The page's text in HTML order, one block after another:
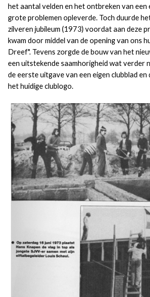
het aantal velden en het ontbreken van een
grote problemen opleverde. Toch duurde
zilveren jubileum (1973) voordat aan deze
kwam door middel van de opening van ons
Dreef". Tevens zorgde de bouw van het
een uitstekende saamhorigheid wat verder
de eerste uitgave van een eigen clubblad en
het huidige clublogo.